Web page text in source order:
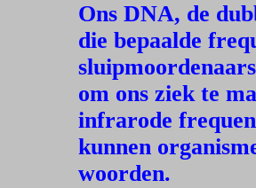
Ons DNA, de
die bepaalde
om ons ziek te
infrarode
kunnen
woorden.